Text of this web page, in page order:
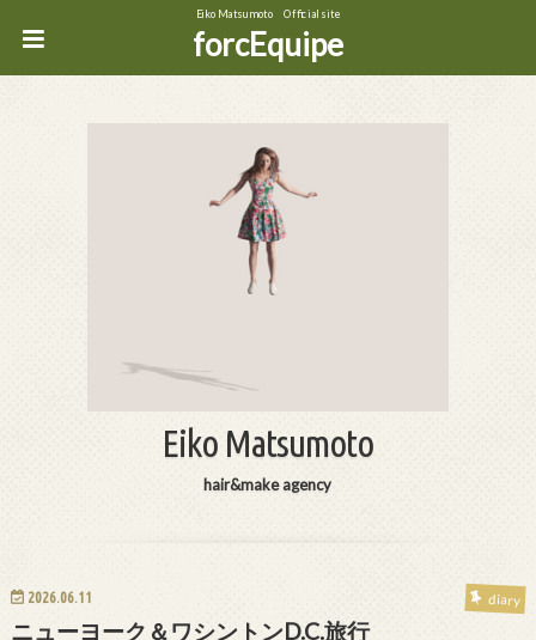
Eiko Matsumoto Official site
forcEquipe
Eiko Matsumoto
hair&make agency
2026.06.11 diary
ニューヨーク＆ワシントンD.C.旅行